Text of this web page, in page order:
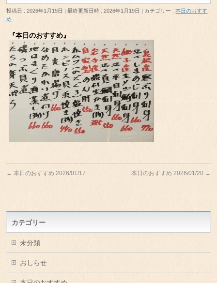
投稿日 : 2026年1月19日 最終更新日時 : 2026年1月19日 カテゴリー :本日のおすす
め
『本日のおすすめ』
← 本日のおすすめ 2026/01/17 本日のおすすめ 2026/01/20 →
カテゴリー
未分類
おしらせ